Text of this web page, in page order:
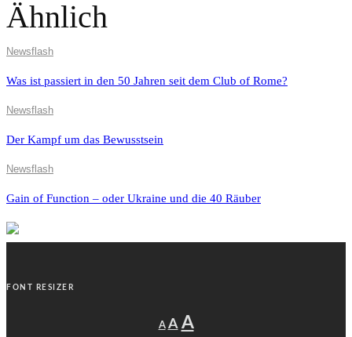
Ähnlich
Newsflash
Was ist passiert in den 50 Jahren seit dem Club of Rome?
Newsflash
Der Kampf um das Bewusstsein
Newsflash
Gain of Function – oder Ukraine und die 40 Räuber
FONT RESIZER
A
Decrease
font
A Reset
AIncrease